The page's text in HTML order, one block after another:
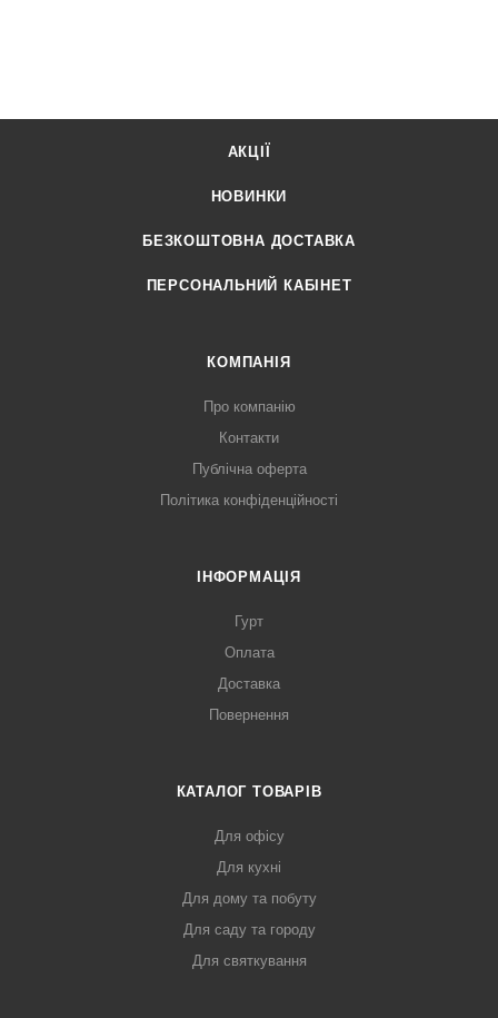
АКЦІЇ
НОВИНКИ
БЕЗКОШТОВНА ДОСТАВКА
ПЕРСОНАЛЬНИЙ КАБІНЕТ
КОМПАНІЯ
Про компанію
Контакти
Публічна оферта
Політика конфіденційності
ІНФОРМАЦІЯ
Гурт
Оплата
Доставка
Повернення
КАТАЛОГ ТОВАРІВ
Для офісу
Для кухні
Для дому та побуту
Для саду та городу
Для святкування